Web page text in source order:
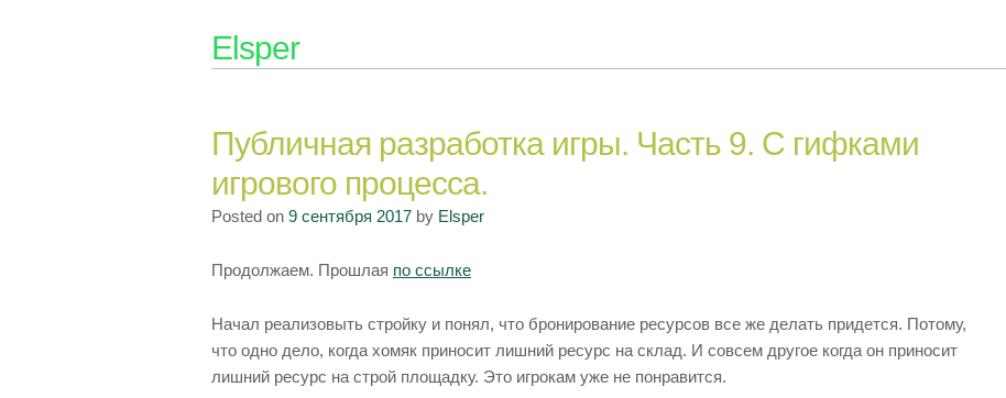
Elsper
Публичная разработка игры. Часть 9. С гифками
игрового процесса.
Posted on 9 сентября 2017 by Elsper
Продолжаем. Прошлая по ссылке
Начал реализовыть стройку и понял, что бронирование ресурсов все же делать придется. Потому,
что одно дело, когда хомяк приносит лишний ресурс на склад. И совсем другое когда он приносит
лишний ресурс на строй площадку. Это игрокам уже не понравится.